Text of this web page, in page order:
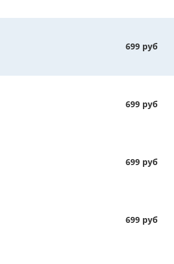
699 руб
699 руб
699 руб
699 руб